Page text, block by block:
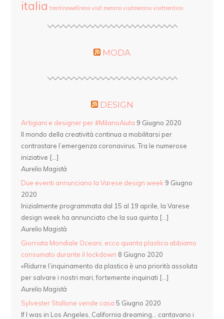
italia trentinowellness visit merano visitmerano visittrentino
MODA
DESIGN
Artigiani e designer per #MilanoAiuta 9 Giugno 2020
Il mondo della creatività continua a mobilitarsi per
contrastare l’emergenza coronavirus. Tra le numerose
iniziative […]
Aurelio Magistà
Due eventi annunciano la Varese design week 9 Giugno
2020
Inizialmente programmata dal 15 al 19 aprile, la Varese
design week ha annunciato che la sua quinta […]
Aurelio Magistà
Giornata Mondiale Oceani, ecco quanta plastica abbiamo
consumato durante il lockdown 8 Giugno 2020
«Ridurre l’inquinamento da plastica è una priorità assoluta
per salvare i nostri mari, fortemente inquinati […]
Aurelio Magistà
Sylvester Stallone vende casa 5 Giugno 2020
If I was in Los Angeles, California dreaming… cantavano i